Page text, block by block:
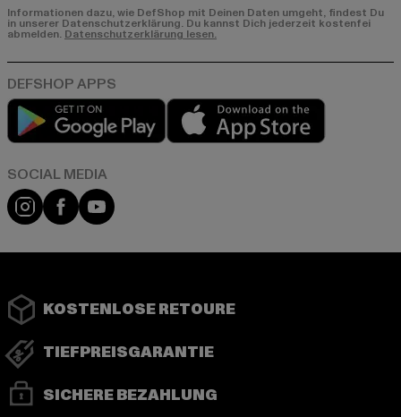
Informationen dazu, wie DefShop mit Deinen Daten umgeht, findest Du
in unserer Datenschutzerklärung. Du kannst Dich jederzeit kostenfei
abmelden. Datenschutzerklärung lesen.
Play market
Instagram
FacebookYouTube
KOSTENLOSE RETOURE
TIEFPREISGARANTIE
SICHERE BEZAHLUNG